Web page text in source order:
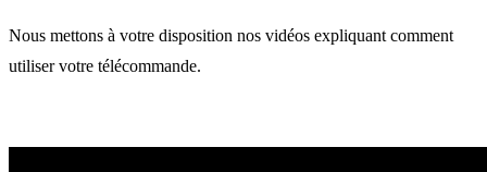
Nous mettons à votre disposition nos vidéos expliquant comment
utiliser votre télécommande.